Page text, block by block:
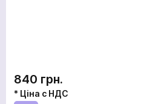
840 грн.
* Ціна с НДС